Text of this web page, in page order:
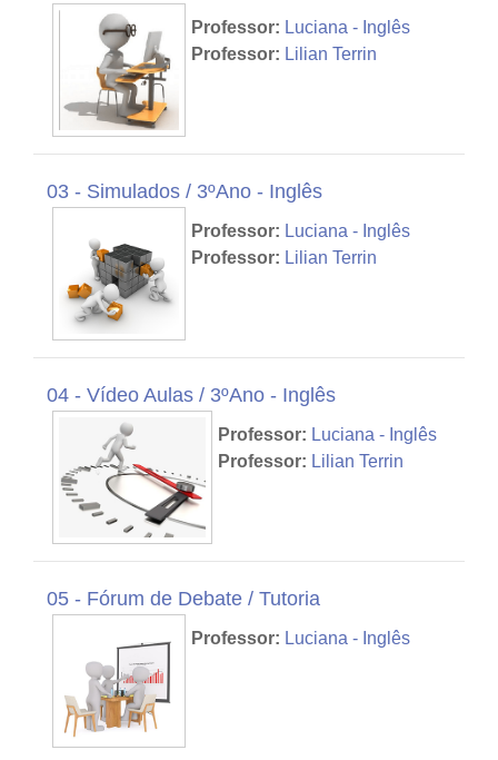
Professor: Luciana - Inglês
Professor: Lilian Terrin
03 - Simulados / 3ºAno - Inglês
Professor: Luciana - Inglês
Professor: Lilian Terrin
04 - Vídeo Aulas / 3ºAno - Inglês
Professor: Luciana - Inglês
Professor: Lilian Terrin
05 - Fórum de Debate / Tutoria
Professor: Luciana - Inglês